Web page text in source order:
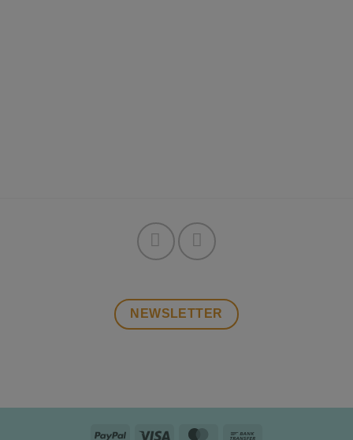
NEWSLETTER
PayPal Visa MasterCard